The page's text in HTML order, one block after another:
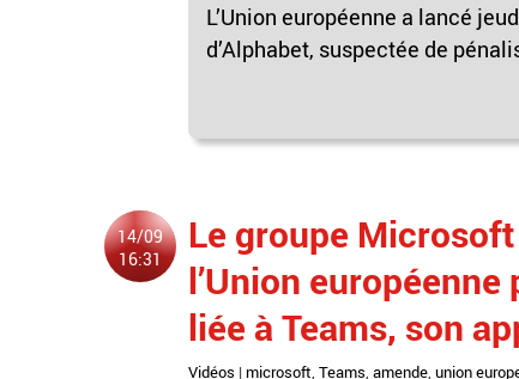
L’Union européenne a lancé
d’Alphabet, suspectée de
14/09
16:31
Le groupe
l’Union
liée à Teams, son
Vidéos | microsoft, Teams, amende, union